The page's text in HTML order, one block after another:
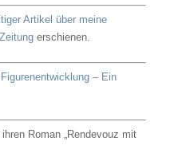
Artikel über meine
erschienen.
Figurenentwicklung – Ein
Roman „Rendevouz mit